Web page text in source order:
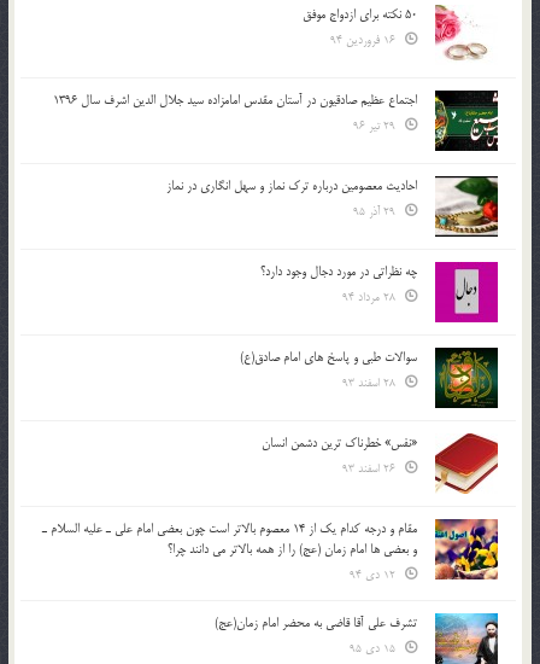
50 نکته برای ازدواج موفق
اجتماع عظیم صادقیون در آستان مقدس امامزاده سید جلال الدین اشرف سال 1396
احادیث معصومین درباره ترک نماز و سهل انگاری در نماز
چه نظراتی در مورد دجال وجود دارد؟
سوالات طبی و پاسخ های امام صادق(ع)
«نفس» خطرناک ترین دشمن انسان
مقام و درجه كدام يك از 14 معصوم بالاتر است چون بعضي امام علي ـ عليه السلام ـ
و بعضي ها امام زمان (عج) را از همه بالاتر مي دانند چرا؟
تشرف علي آقا قاضي به محضر امام زمان(عج)